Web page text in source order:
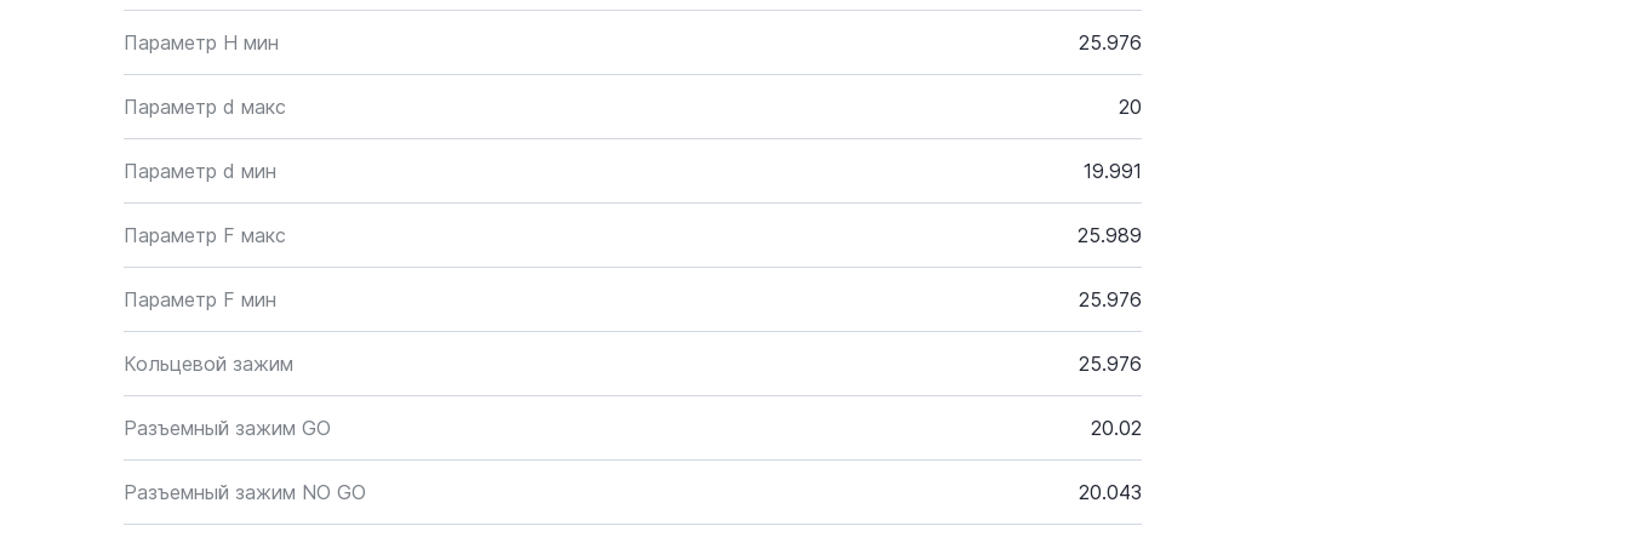
Параметр H мин 25.976
Параметр d макс 20
Параметр d мин 19.991
Параметр F макс 25.989
Параметр F мин 25.976
Кольцевой зажим 25.976
Разъемный зажим GO 20.02
Разъемный зажим NO GO 20.043